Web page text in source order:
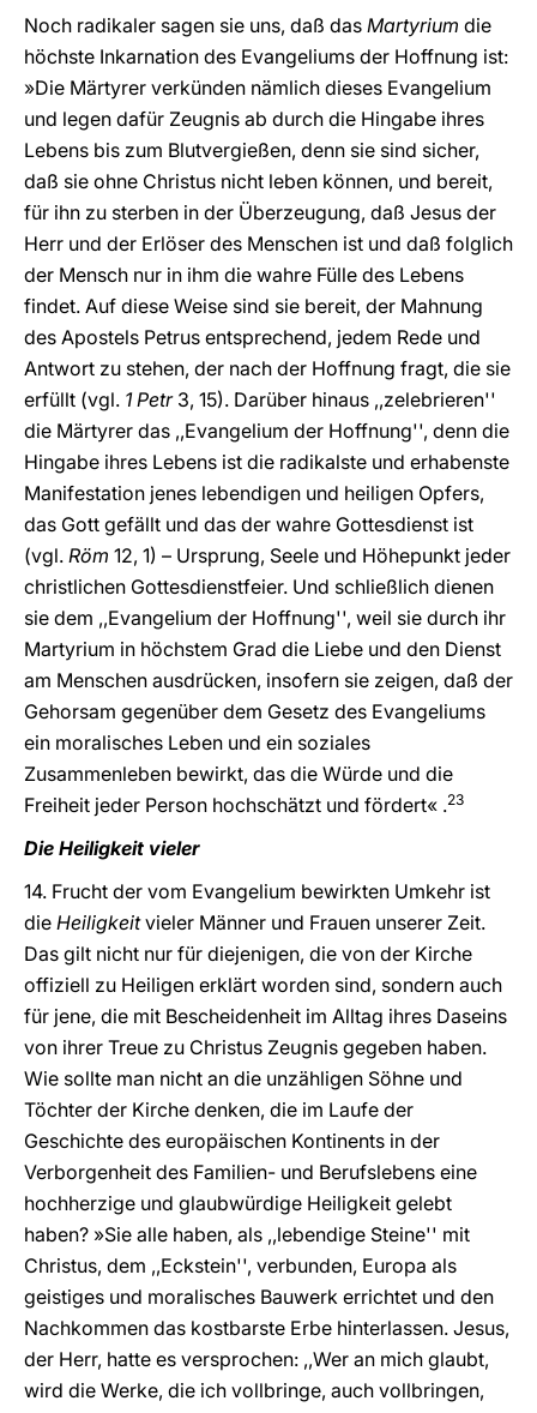
Noch radikaler sagen sie uns, daß das Martyrium die
höchste Inkarnation des Evangeliums der Hoffnung ist:
»Die Märtyrer verkünden nämlich dieses Evangelium
und legen dafür Zeugnis ab durch die Hingabe ihres
Lebens bis zum Blutvergießen, denn sie sind sicher,
daß sie ohne Christus nicht leben können, und bereit,
für ihn zu sterben in der Überzeugung, daß Jesus der
Herr und der Erlöser des Menschen ist und daß folglich
der Mensch nur in ihm die wahre Fülle des Lebens
findet. Auf diese Weise sind sie bereit, der Mahnung
des Apostels Petrus entsprechend, jedem Rede und
Antwort zu stehen, der nach der Hoffnung fragt, die sie
erfüllt (vgl. 1 Petr3, 15). Darüber hinaus ,,zelebrieren''
die Märtyrer das ,,Evangelium der Hoffnung'', denn die
Hingabe ihres Lebens ist die radikalste und erhabenste
Manifestation jenes lebendigen und heiligen Opfers,
das Gott gefällt und das der wahre Gottesdienst ist
(vgl. Röm 12, 1) – Ursprung, Seele und Höhepunkt jeder
christlichen Gottesdienstfeier. Und schließlich dienen
sie dem ,,Evangelium der Hoffnung'', weil sie durch ihr
Martyrium in höchstem Grad die Liebe und den Dienst
am Menschen ausdrücken, insofern sie zeigen, daß der
Gehorsam gegenüber dem Gesetz des Evangeliums
ein moralisches Leben und ein soziales
Zusammenleben bewirkt, das die Würde und die
Freiheit jeder Person hochschätzt und fördert« .23
Die Heiligkeit vieler
14. Frucht der vom Evangelium bewirkten Umkehr ist
die Heiligkeitvieler Männer und Frauen unserer Zeit.
Das gilt nicht nur für diejenigen, die von der Kirche
offiziell zu Heiligen erklärt worden sind, sondern auch
für jene, die mit Bescheidenheit im Alltag ihres Daseins
von ihrer Treue zu Christus Zeugnis gegeben haben.
Wie sollte man nicht an die unzähligen Söhne und
Töchter der Kirche denken, die im Laufe der
Geschichte des europäischen Kontinents in der
Verborgenheit des Familien- und Berufslebens eine
hochherzige und glaubwürdige Heiligkeit gelebt
haben? »Sie alle haben, als ,,lebendige Steine'' mit
Christus, dem ,,Eckstein'', verbunden, Europa als
geistiges und moralisches Bauwerk errichtet und den
Nachkommen das kostbarste Erbe hinterlassen. Jesus,
der Herr, hatte es versprochen: ,,Wer an mich glaubt,
wird die Werke, die ich vollbringe, auch vollbringen,